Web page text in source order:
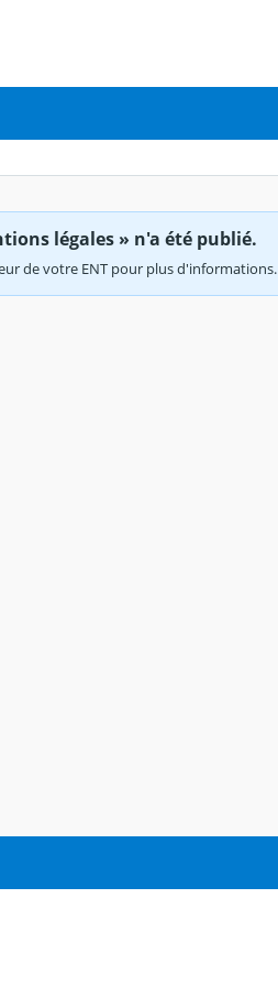
légales » n'a été publié.
de votre ENT pour plus d'informations.